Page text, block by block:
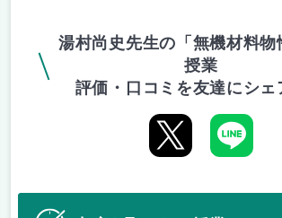
湯村尚史先生の「無機材料物
授業
評価・口コミを友達にシェ